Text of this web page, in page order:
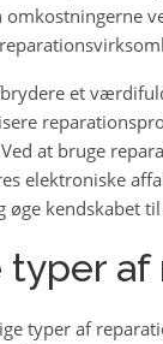
et
at bruge
elektroniske
øge kendskabet
typer
typer af